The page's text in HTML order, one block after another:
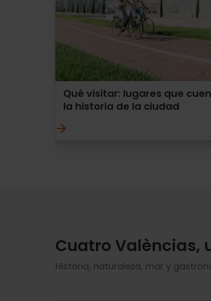
Qué visitar: lugares que
la historia de la ciudad
Cuatro Valèncias,
Historia, naturaleza, mar y